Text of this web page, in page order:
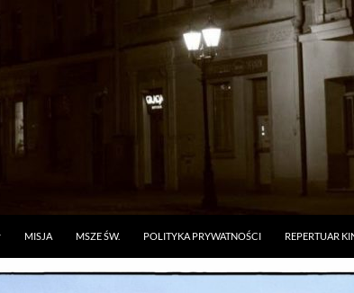
MISJA MSZE ŚW. POLITYKA PRYWATNOŚCI REPERTUAR